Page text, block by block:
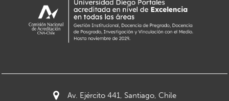
Av. Ejército 441, Santiago, Chile